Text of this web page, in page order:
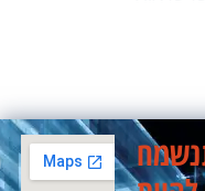
נשמח